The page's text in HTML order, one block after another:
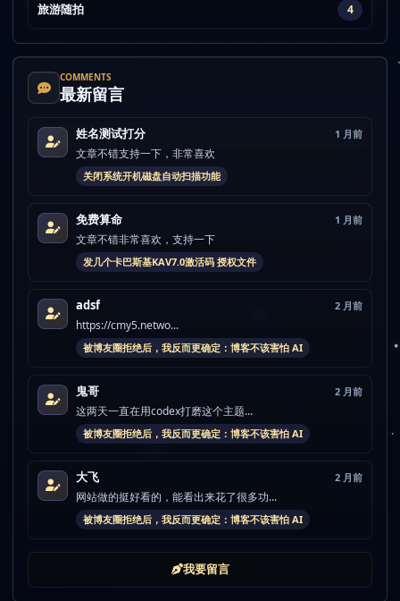
旅游随拍 4
COMMENTS
最新留言
姓名测试打分 1 月前
文章不错支持一下，非常喜欢
关闭系统开机磁盘自动扫描功能
免费算命 1 月前
文章不错非常喜欢，支持一下
发几个卡巴斯基KAV7.0激活码 授权文件
adsf 2 月前
https://cmy5.netwo...
被博友圈拒绝后，我反而更确定：博客不该害怕 AI
鬼哥 2 月前
这两天一直在用codex打磨这个主题...
被博友圈拒绝后，我反而更确定：博客不该害怕 AI
大飞 2 月前
网站做的挺好看的，能看出来花了很多功...
被博友圈拒绝后，我反而更确定：博客不该害怕 AI
我要留言